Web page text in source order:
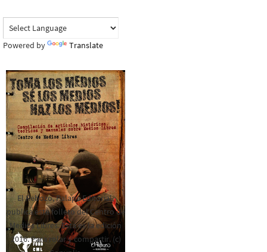
Powered by Translate
El Rebozo, Palapa Editorial,
publica este folleto del Centro de
Medios Libres. Esta es la edición
2016. Para rolar y compartir. (c)